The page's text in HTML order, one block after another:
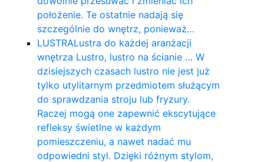
położenie. Te ostatnie nadają się
szczególnie do wnętrz, ponieważ…
LUSTRALustra do każdej aranżacji
wnętrza Lustro, lustro na ścianie … W
dzisiejszych czasach lustro nie jest już
tylko utylitarnym przedmiotem służącym
do sprawdzania stroju lub fryzury.
Raczej mogą one zapewnić ekscytujące
refleksy świetlne w każdym
pomieszczeniu, a nawet nadać mu
odpowiedni styl. Dzięki różnym stylom,